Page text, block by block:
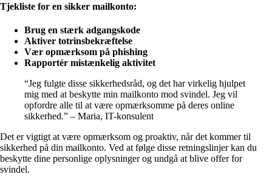
Tjekliste for en sikker mailkonto:
Brug en stærk adgangskode
Aktiver totrinsbekræftelse
Vær opmærksom på phishing
Rapportér mistænkelig aktivitet
“Jeg fulgte disse sikkerhedsråd, og det har virkelig hjulpet
mig med at beskytte min mailkonto mod svindel. Jeg vil
opfordre alle til at være opmærksomme på deres online
sikkerhed.” – Maria, IT-konsulent
Det er vigtigt at være opmærksom og proaktiv, når det kommer til
sikkerhed på din mailkonto. Ved at følge disse retningslinjer kan du
beskytte dine personlige oplysninger og undgå at blive offer for
svindel.